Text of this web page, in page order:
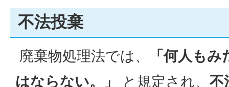
不法投棄
廃棄物処理法では、
「何人も
はならない。」
と規定され、 不